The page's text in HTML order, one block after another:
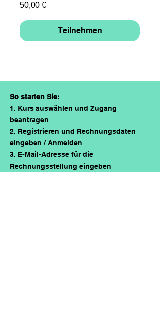
50,00 €
Teilnehmen
So starten Sie:
1. Kurs auswählen und Zugang
beantragen
2. Registrieren und Rechnungsdaten
eingeben / Anmelden
3. E-Mail-Adresse für die
Rechnungsstellung eingeben